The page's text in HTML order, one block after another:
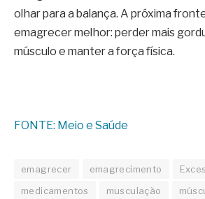
olhar para a balança. A próxima
emagrecer melhor: perder mais
músculo e manter a força física.
FONTE: Meio e Saúde
emagrecer emagrecimento
medicamentos
musculação